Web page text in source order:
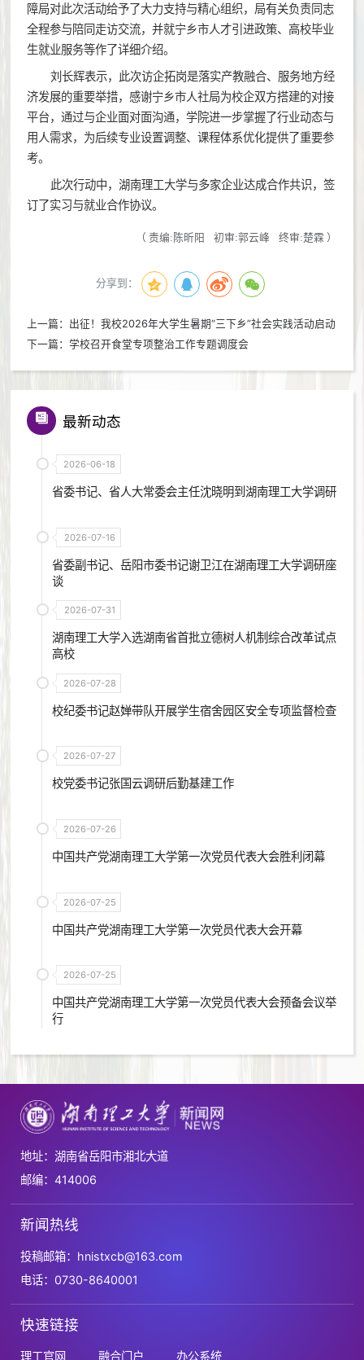
障局对此次活动给予了大力支持与精心组织，局有关负责同志
全程参与陪同走访交流，并就宁乡市人才引进政策、高校毕业
生就业服务等作了详细介绍。
刘长辉表示，此次访企拓岗是落实产教融合、服务地方经
济发展的重要举措，感谢宁乡市人社局为校企双方搭建的对接
平台，通过与企业面对面沟通，学院进一步掌握了行业动态与
用人需求，为后续专业设置调整、课程体系优化提供了重要参
考。
此次行动中，湖南理工大学与多家企业达成合作共识，签
订了实习与就业合作协议。
（ 责编:陈昕阳 初审:郭云峰 终审:楚霖 ）
分享到：
上一篇： 出征！我校2026年大学生暑期“三下乡”社会实践活动启动
下一篇：学校召开食堂专项整治工作专题调度会
最新动态
2026-06-18
省委书记、省人大常委会主任沈晓明到湖南理工大学调研
2026-07-16
省委副书记、岳阳市委书记谢卫江在湖南理工大学调研座
谈
2026-07-31
湖南理工大学入选湖南省首批立德树人机制综合改革试点
高校
2026-07-28
校纪委书记赵婵带队开展学生宿舍园区安全专项监督检查
2026-07-27
校党委书记张国云调研后勤基建工作
2026-07-26
中国共产党湖南理工大学第一次党员代表大会胜利闭幕
2026-07-25
中国共产党湖南理工大学第一次党员代表大会开幕
2026-07-25
中国共产党湖南理工大学第一次党员代表大会预备会议举
行
地址：湖南省岳阳市湘北大道
邮编：414006
新闻热线
投稿邮箱：hnistxcb@163.com
电话：0730-8640001
快速链接
理工官网 融合门户 办公系统